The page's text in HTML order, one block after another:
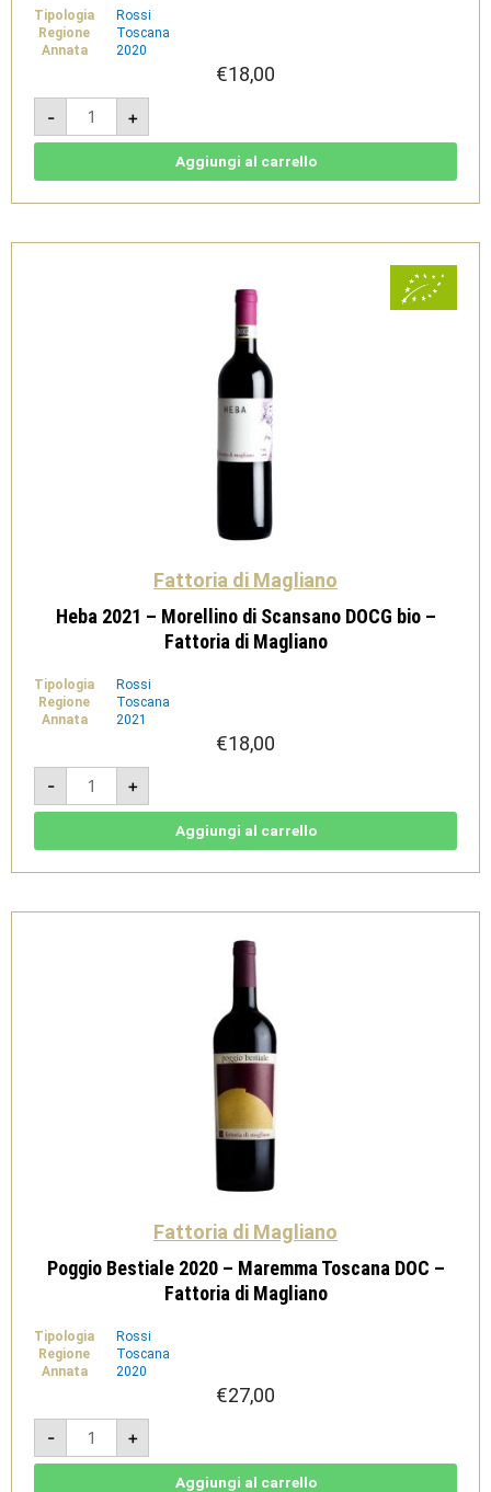
Tipologia
Rossi
Regione
Toscana
Annata
2020
€18,00
-
Sinarra
2020
rosso
naturale
Rosso
Fattoria
+
Aggiungi al carrello
Fattoria di Magliano
Heba 2021 – Morellino di Scansano DOCG bio –
Fattoria di Magliano
Tipologia
Rossi
Regione
Toscana
Annata
2021
€18,00
-
Heba
2021
-
Morellino
bio
di
+
Aggiungi al carrello
Fattoria di Magliano
Poggio Bestiale 2020 – Maremma Toscana DOC –
Fattoria di Magliano
Tipologia
Rossi
Regione
Toscana
Annata
2020
€27,00
-
Poggio
Bestiale
2020
-
+
Aggiungi al carrello